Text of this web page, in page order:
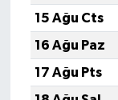
15 Ağu Cts
16 Ağu Paz
17 Ağu Pts